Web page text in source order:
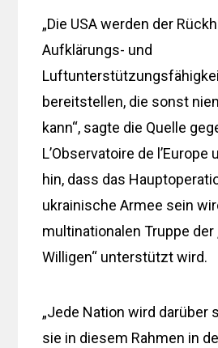
„Die USA werden der
Aufklärungs- und
bereitstellen, die sonst
kann“, sagte die Quelle
L’Observatoire de
hin, dass das
ukrainische Armee sein
multinationalen Truppe der
Willigen“ unterstützt wird.
„Jede Nation wird darüber
sie in diesem Rahmen in